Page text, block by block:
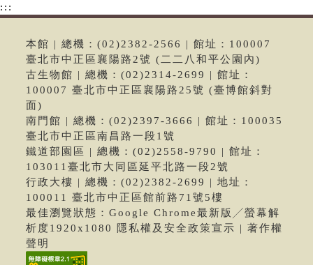
:::
本館 | 總機：(02)2382-2566 | 館址：100007
臺北市中正區襄陽路2號 (二二八和平公園內)
古生物館 | 總機：(02)2314-2699 | 館址：
100007 臺北市中正區襄陽路25號 (臺博館斜對
面)
南門館 | 總機：(02)2397-3666 | 館址：100035
臺北市中正區南昌路一段1號
鐵道部園區 | 總機：(02)2558-9790 | 館址：
103011臺北市大同區延平北路一段2號
行政大樓 | 總機：(02)2382-2699 | 地址：
100011 臺北市中正區館前路71號5樓
最佳瀏覽狀態：Google Chrome最新版╱螢幕解
析度1920x1080 隱私權及安全政策宣示 | 著作權
聲明